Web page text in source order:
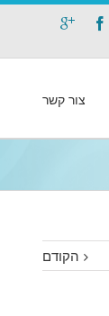
צור קשר
הקודם